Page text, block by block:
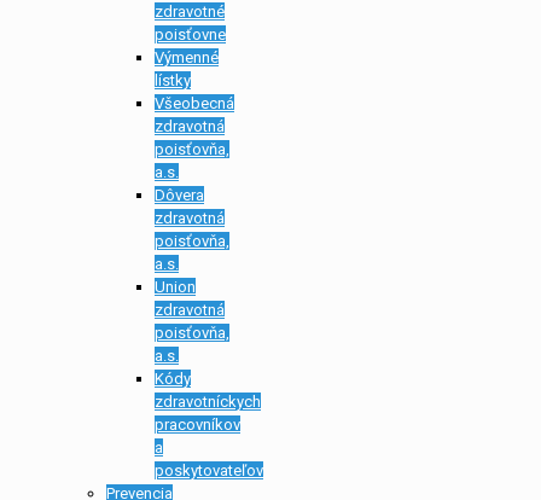
zdravotné
poisťovne
Výmenné
lístky
Všeobecná
zdravotná
poisťovňa,
a.s.
Dôvera
zdravotná
poisťovňa,
a.s.
Union
zdravotná
poisťovňa,
a.s.
Kódy
zdravotníckych
pracovníkov
a
poskytovateľov
Prevencia